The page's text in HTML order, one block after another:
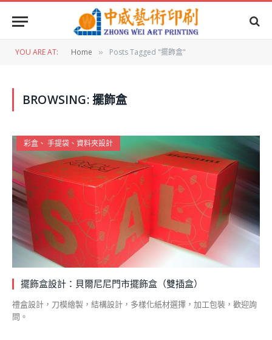
YOU ARE AT: Home » Posts Tagged "擺飾盒"
BROWSING:擺飾盒
彩盒、 手提袋、資料夾設計
擺飾盒設計：貝爾尼尼門市擺飾盒（雙插盒）
禮盒設計，刀模繪製，結構設計，多樣化紙材選擇，加工包裝，歡迎詢
問。